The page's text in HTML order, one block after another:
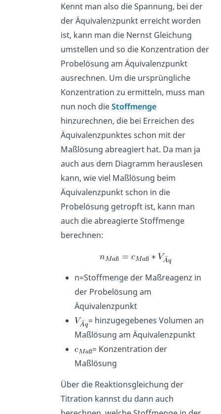
Kennt man also die Spannung, bei der
der Äquivalenzpunkt erreicht worden
ist, kann man die Nernst Gleichung
umstellen und so die Konzentration der
Probelösung am Äquivalenzpunkt
ausrechnen. Um die ursprüngliche
Konzentration zu ermitteln, muss man
nun noch dieStoffmenge
hinzurechnen, die bei Erreichen des
Äquivalenzpunktes schon mit der
Maßlösung abreagiert hat. Da man ja
auch aus dem Diagramm herauslesen
kann, wie viel Maßlösung beim
Äquivalenzpunkt schon in die
Probelösung getropft ist, kann man
auch die abreagierte Stoffmenge
berechnen:
n=Stoffmenge der Maßreagenz in
der Probelösung am
Äquivalenzpunkt
= hinzugegebenes Volumen an
Maßlösung am Äquivalenzpunkt
= Konzentration der
Maßlösung
Über die Reaktionsgleichung der
Titration kannst du dann auch